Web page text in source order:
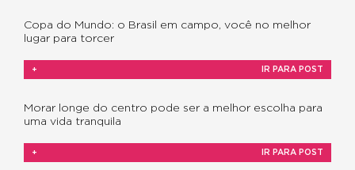
Copa do Mundo: o Brasil em campo, você no melhor
lugar para torcer
+ IR PARA POST
Morar longe do centro pode ser a melhor escolha para
uma vida tranquila
+ IR PARA POST